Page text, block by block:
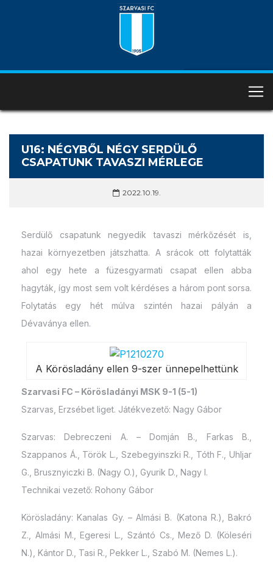
U16: NÉGYBŐL NÉGY SERDÜLŐ
CSAPATUNK TAVASZI MÉRLEGE
2022.10.19.
Serdülő csapatunk negyedik tavaszi mérkőzését is,
hazai környezetben játszhatta. A srácok ott folytatták
ahol egy hete a füzesgyarmati csapat ellen abba
hagyták, így most sem volt kérdéses a három pont sorsa.
Folytatás egy hét múlva szintén hazai pályán a
Dévaványa ellen.
A Körösladány ellen 9-szer ünnepelhettünk
Szarvasi FC – Körösladányi MSK 9-1 (5-1)
Szarvas, Erzsébet liget. Játékvezető: Nagy Gábor
Szarvas: Debreczeni A. – Domján B., Farkas B.,
Szappanos Á., Török L., Szebegyinszki R., Tóth F., Uhljar
G., Brusznyiczki B. (Nagy O.), Gyurik D., Nagy I.
Technikai vezető: Rohony Gábor
Körösladány: Kanalas Gy. – Almási B. (Katona R.), Bakró
Z., Almási M., Egeresi L., Szántó Cs., Mező D. (Köleséri
N.), Kántor D., Tasi R., Pekker L., Szabó M. (Nemes L.).